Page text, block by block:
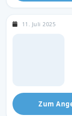
11. Juli 2025
Zum